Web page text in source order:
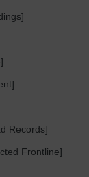
микса,
трек,
!
Records]
Frontline]